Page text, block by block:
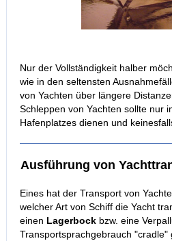
Nur der Vollständigkeit halber
wie in den seltensten
von Yachten über längere
Schleppen von Yachten sollte nur
Hafenplatzes dienen und
Ausführung von
Eines hat der Transport von
welcher Art von Schiff die Yacht
einen Lagerbock bzw. eine
Transportsprachgebrauch